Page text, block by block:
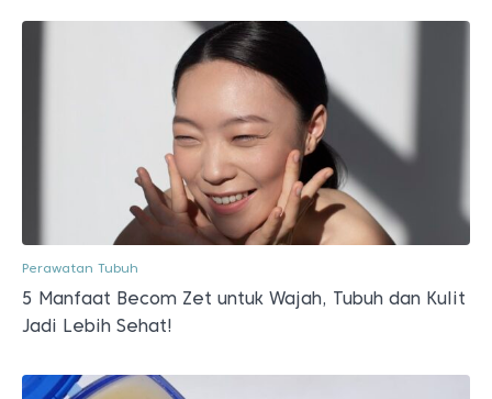
Perawatan Tubuh
5 Manfaat Becom Zet untuk Wajah, Tubuh dan Kulit
Jadi Lebih Sehat!